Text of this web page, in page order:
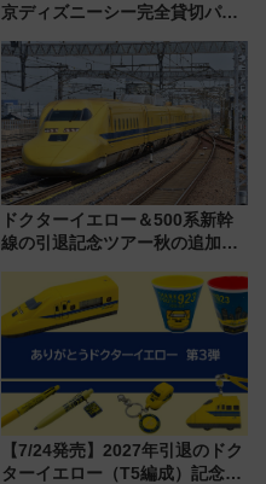
京ディズニーシー完全貸切パー
ーン始まる 条件は「夏の国内
線に2回搭乗」
ドクターイエロー＆500系新幹
線の引退記念ツアー秋の追加企
ホテル情報まとめ
【7/24発売】2027年引退のドク
ターイエロー（T5編成）記念グ